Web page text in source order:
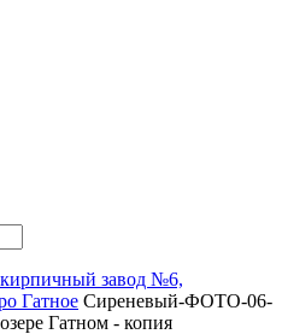
завод №6,
Гатное Сиреневый-ФОТО-06-
Гатном - копия